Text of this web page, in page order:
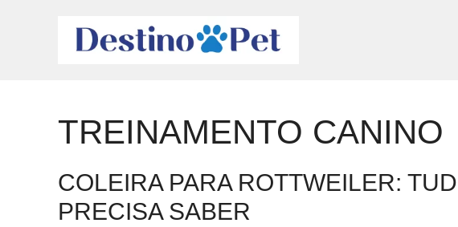
TREINAMENTO CANINO
COLEIRA PARA ROTTWEILER:
PRECISA SABER